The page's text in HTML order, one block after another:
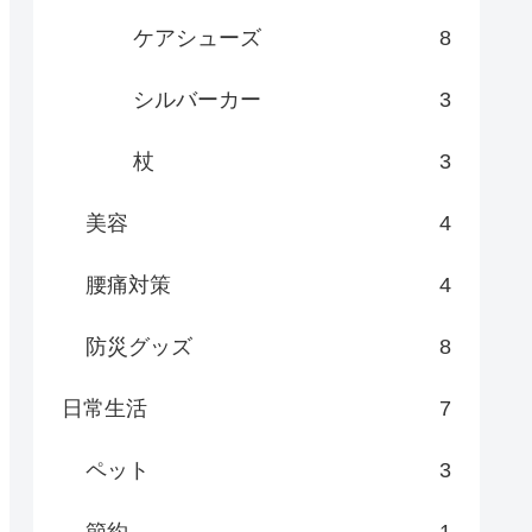
ケアシューズ 8
シルバーカー 3
杖 3
美容 4
腰痛対策 4
防災グッズ 8
日常生活 7
ペット 3